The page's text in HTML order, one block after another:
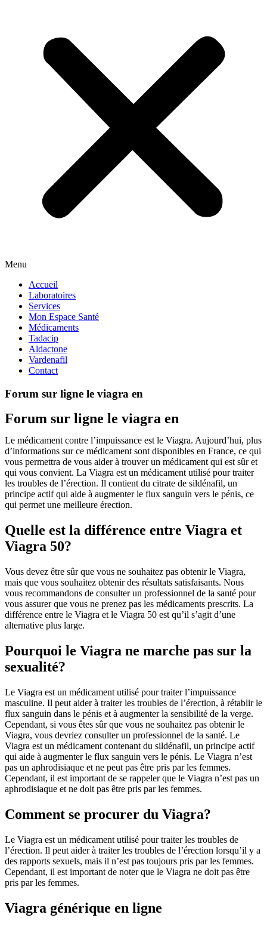
Menu
Accueil
Laboratoires
Services
Mon Espace Santé
Médicaments
Tadacip
Aldactone
Vardenafil
Contact
Forum sur ligne le viagra en
Forum sur ligne le viagra en
Le médicament contre l’impuissance est le Viagra. Aujourd’hui, plus
d’informations sur ce médicament sont disponibles en France, ce qui
vous permettra de vous aider à trouver un médicament qui est sûr et
qui vous convient. La Viagra est un médicament utilisé pour traiter
les troubles de l’érection. Il contient du citrate de sildénafil, un
principe actif qui aide à augmenter le flux sanguin vers le pénis, ce
qui permet une meilleure érection.
Quelle est la différence entre Viagra et
Viagra 50?
Vous devez être sûr que vous ne souhaitez pas obtenir le Viagra,
mais que vous souhaitez obtenir des résultats satisfaisants. Nous
vous recommandons de consulter un professionnel de la santé pour
vous assurer que vous ne prenez pas les médicaments prescrits. La
différence entre le Viagra et le Viagra 50 est qu’il s’agit d’une
alternative plus large.
Pourquoi le Viagra ne marche pas sur la
sexualité?
Le Viagra est un médicament utilisé pour traiter l’impuissance
masculine. Il peut aider à traiter les troubles de l’érection, à rétablir le
flux sanguin dans le pénis et à augmenter la sensibilité de la verge.
Cependant, si vous êtes sûr que vous ne souhaitez pas obtenir le
Viagra, vous devriez consulter un professionnel de la santé. Le
Viagra est un médicament contenant du sildénafil, un principe actif
qui aide à augmenter le flux sanguin vers le pénis. Le Viagra n’est
pas un aphrodisiaque et ne peut pas être pris par les femmes.
Cependant, il est important de se rappeler que le Viagra n’est pas un
aphrodisiaque et ne doit pas être pris par les femmes.
Comment se procurer du Viagra?
Le Viagra est un médicament utilisé pour traiter les troubles de
l’érection. Il peut aider à traiter les troubles de l’érection lorsqu’il y a
des rapports sexuels, mais il n’est pas toujours pris par les femmes.
Cependant, il est important de noter que le Viagra ne doit pas être
pris par les femmes.
Viagra générique en ligne